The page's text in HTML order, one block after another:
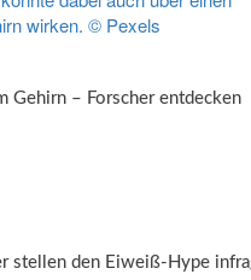
– Forscher entdecken
stellen den Eiweiß-Hype